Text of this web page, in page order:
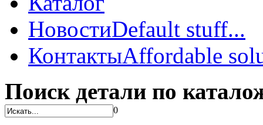
НовостиDefault stuff...
КонтактыAffordable
Поиск детали по
0